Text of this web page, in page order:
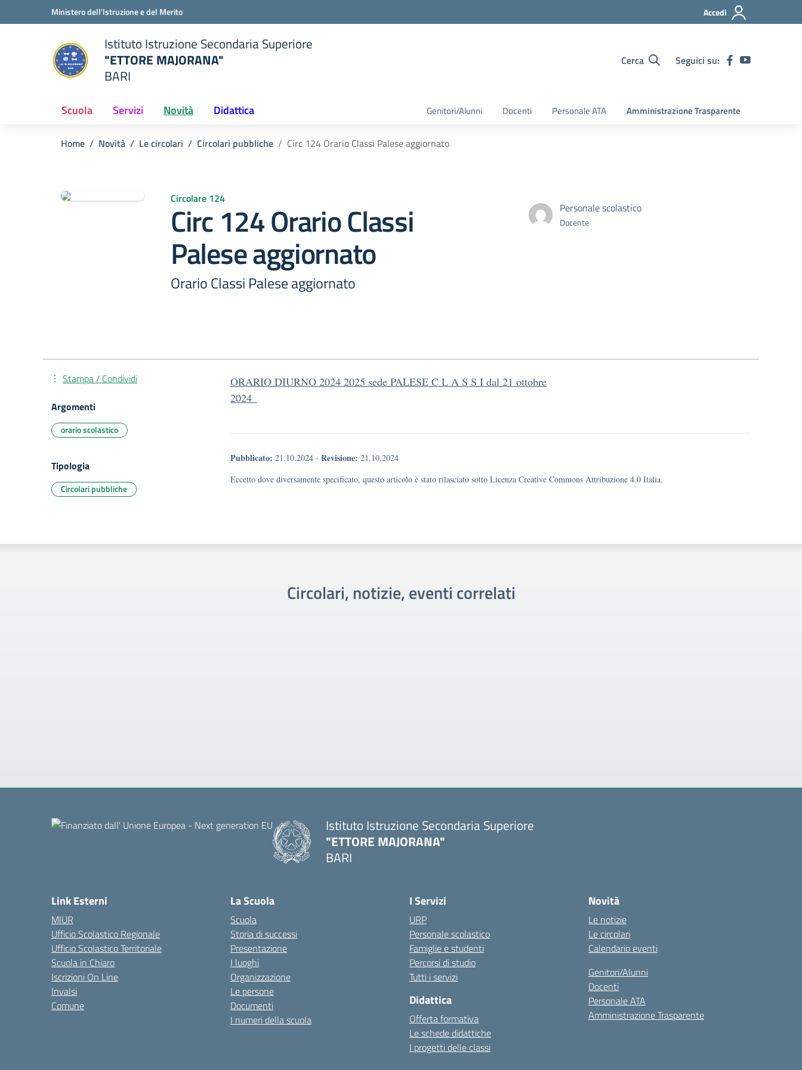
Vai ai contenuti
Vai al menu di navigazioneMinistero dell'Istruzione e del Merito Accedi
scuola
Istituto Istruzione Secondaria Superiore
"ETTORE MAJORANA"
BARI
Cerca Seguici su:
Scuola Servizi Novità Didattica Genitori/Alunni Docenti Personale ATA Amministrazione Trasparente
Home Novità Le circolari Circolari pubbliche Circ 124 Orario Classi Palese aggiornato
Circolare 124
Circ 124 Orario Classi
Palese aggiornato
Orario Classi Palese aggiornato
Personale scolastico
Docente
ORARIO DIURNO 2024 2025 sede PALESE C L A S S I dal 21 ottobre
2024_
Pubblicato: 21.10.2024 - Revisione: 21.10.2024
Eccetto dove diversamente specificato, questo articolo è stato rilasciato sotto Licenza Creative Commons Attribuzione 4.0 Italia.
Stampa / Condividi
Argomenti
orario scolastico
Tipologia
Circolari pubbliche
Circolari, notizie, eventi correlati
Istituto Istruzione Secondaria Superiore
"ETTORE MAJORANA"
BARI
Link Esterni
MIUR
Ufficio Scolastico Regionale
Ufficio Scolastico Territoriale
Scuola in Chiaro
Iscrizioni On Line
Invalsi
Comune
La Scuola
Scuola
Storia di successi
Presentazione
I luoghi
Organizzazione
Le persone
Documenti
I numeri della scuola
I Servizi
URP
Personale scolastico
Famiglie e studenti
Percorsi di studio
Tutti i servizi
Didattica
Offerta formativa
Le schede didattiche
I progetti delle classi
Novità
Le notizie
Le circolari
Calendario eventi
Genitori/Alunni
Docenti
Personale ATA
Amministrazione Trasparente